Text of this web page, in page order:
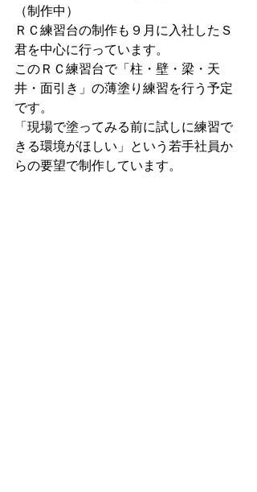
（制作中）
ＲＣ練習台の制作も９月に入社したＳ
君を中心に行っています。
このＲＣ練習台で「柱・壁・梁・天
井・面引き」の薄塗り練習を行う予定
です。
「現場で塗ってみる前に試しに練習で
きる環境がほしい」という若手社員か
らの要望で制作しています。